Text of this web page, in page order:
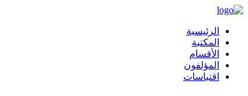
الرئيسية
المكتبة
الأقسام
المؤلفون
اقتباسات